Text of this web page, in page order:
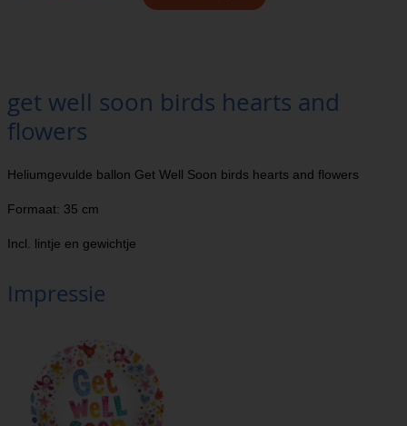
get well soon birds hearts and
flowers
Heliumgevulde ballon Get Well Soon birds hearts and flowers
Formaat: 35 cm
Incl. lintje en gewichtje
Impressie